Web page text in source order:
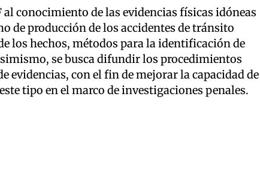
conocimiento de las evidencias físicas idóneas
de producción de los accidentes de tránsito
los hechos, métodos para la identificación de
se busca difundir los procedimientos
evidencias, con el fin de mejorar la capacidad de
tipo en el marco de investigaciones penales.